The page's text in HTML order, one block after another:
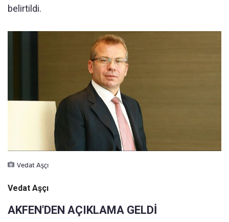
belirtildi.
Vedat Aşçı
Vedat Aşçı
AKFEN'DEN AÇIKLAMA GELDİ